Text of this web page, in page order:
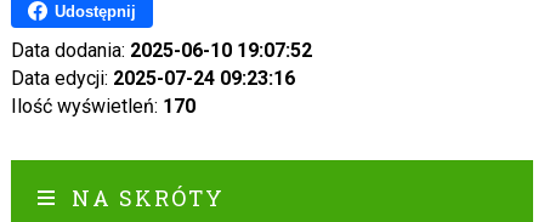
Udostępnij
Data dodania: 2025-06-10 19:07:52
Data edycji: 2025-07-24 09:23:16
Ilość wyświetleń: 170
NA SKRÓTY